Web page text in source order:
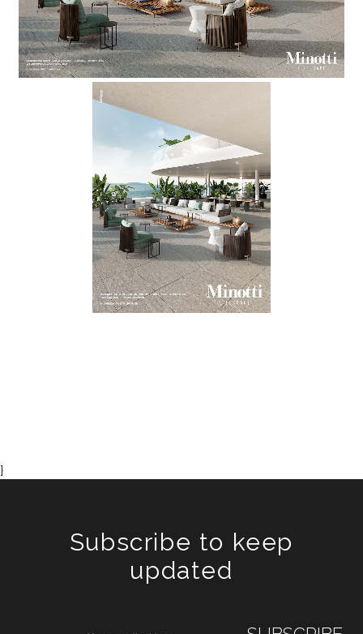
}
Subscribe to keep
updated